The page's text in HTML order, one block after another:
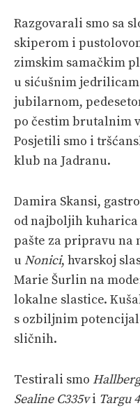
Razgovarali smo sa
skiperom i
zimskim samačkim
u sićušnim
jubilarnom,
po čestim brutalnim
Posjetili smo i
klub na Jadranu.
Damira Skansi,
od najboljih
pašte za pripravu na
u Nonici, hvarskoj
Marie Šurlin na
lokalne slastice.
s ozbiljnim
sličnih.
Testirali smo
Sealine C335vi Targu